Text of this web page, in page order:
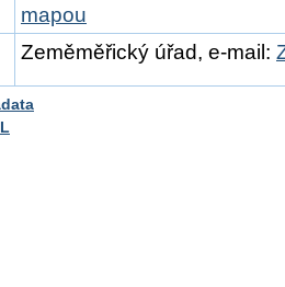
mapou
Zeměměřický úřad, e-mail: